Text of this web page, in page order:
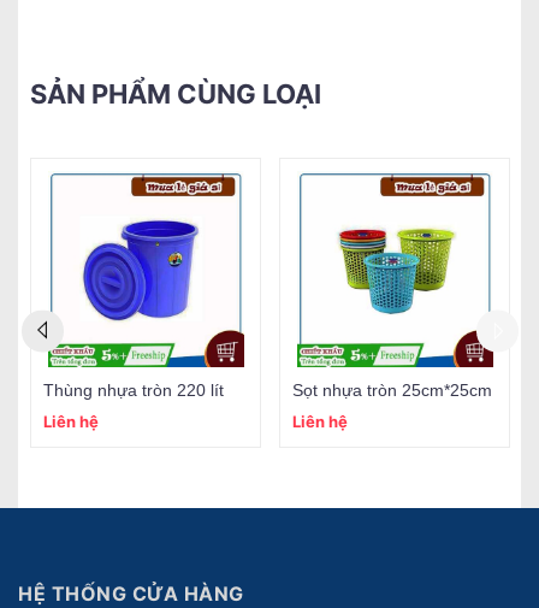
SẢN PHẨM CÙNG LOẠI
Thùng nhựa tròn 220 lít
Liên hệ
Sọt nhựa tròn 25cm*25cm
Liên hệ
HỆ THỐNG CỬA HÀNG